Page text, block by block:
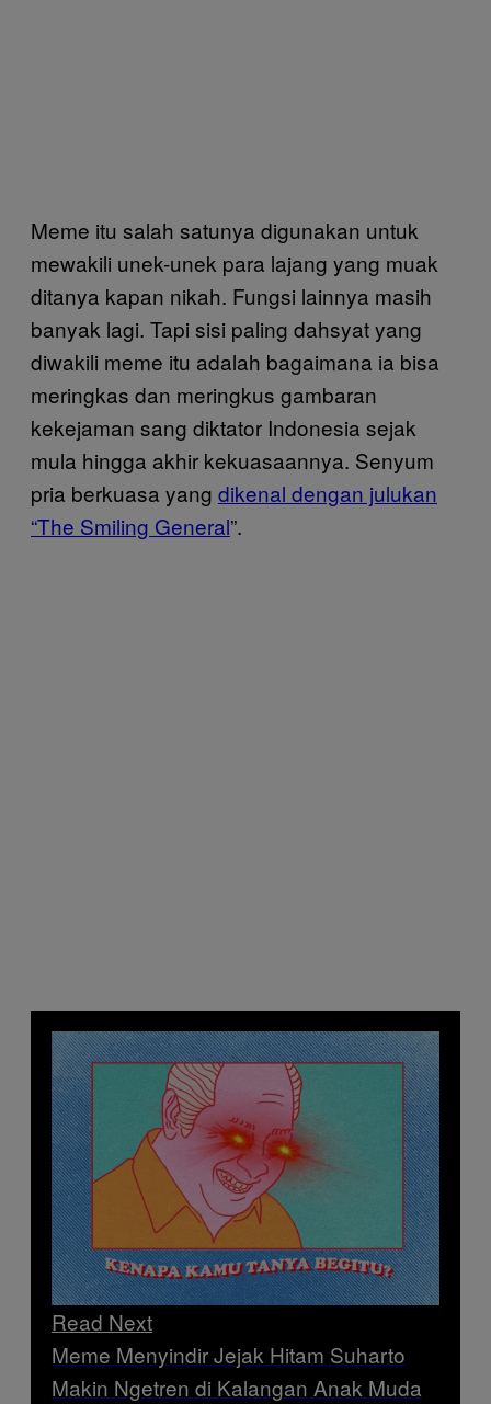
Meme itu salah satunya digunakan untuk
mewakili unek-unek para lajang yang muak
ditanya kapan nikah. Fungsi lainnya masih
banyak lagi. Tapi sisi paling dahsyat yang
diwakili meme itu adalah bagaimana ia bisa
meringkas dan meringkus gambaran
kekejaman sang diktator Indonesia sejak
mula hingga akhir kekuasaannya. Senyum
pria berkuasa yang dikenal dengan julukan
“The Smiling General”.
Read Next
Meme Menyindir Jejak Hitam Suharto
Makin Ngetren di Kalangan Anak Muda